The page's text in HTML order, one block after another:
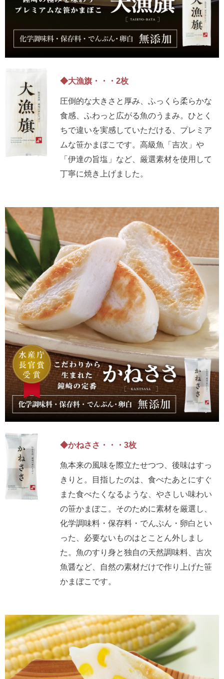
◆大漁旗・・・2枚
圧倒的な大きさと厚み、ふっくら柔らかな
食感、ふわっと広がる魚のうまみ。ひとく
ちで違いを実感していただける、プレミア
ムな笹かまぼこです。高級魚「吉次」や
「伊達の旨塩」など、厳選素材を使用して
丁寧に焼き上げました。
◆かねささ・・・3枚
魚本来の風味を際立たせつつ、後味はすっ
きりと。目指したのは、食べたあとにすぐ
また食べたくなるような、やさしい味わい
の笹かまぼこ。そのために素材を厳選し、
化学調味料・保存料・でんぷん・卵白とい
った、必要ないものはとことん外しまし
た。魚のすり身と独自の天然調味料、吉次
魚醤など、自然の素材だけで作り上げた笹
かまぼこです。